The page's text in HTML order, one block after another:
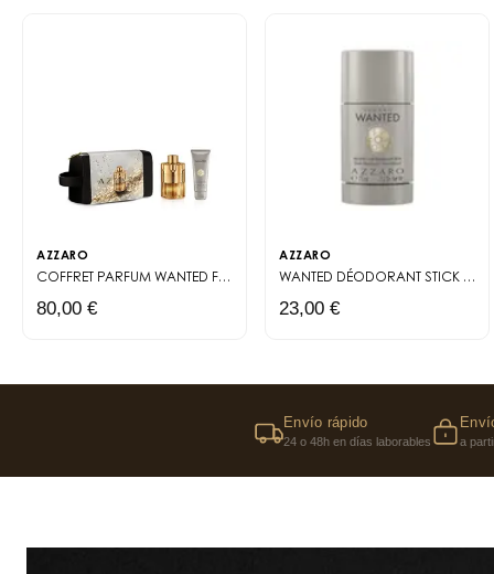
AZZARO
COFFRET PARFUM WANTED FOREVER ELIXIR
80,00 €
AZZARO
WANTED DÉODORANT STICK
23,00 €
Envío rápido
24 o 48h en días laborables a